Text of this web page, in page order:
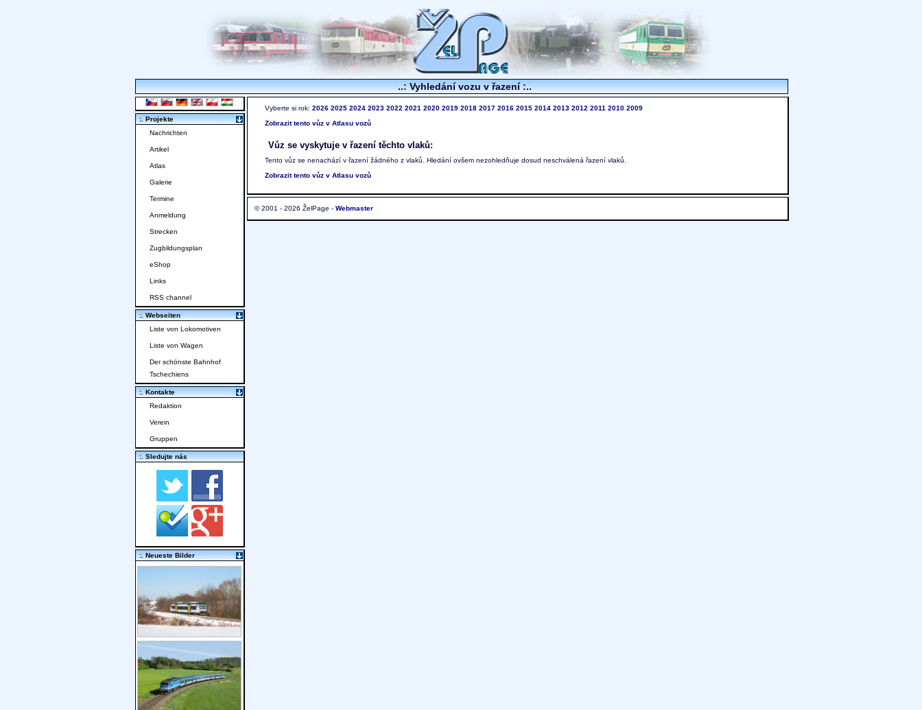
..: Vyhledání vozu v řazení :..
Vyberte si rok: 2026 2025 2024 2023 2022 2021 2020 2019 2018 2017 2016 2015 2014 2013 2012 2011 2010 2009
Zobrazit tento vůz v Atlasu vozů
Vůz se vyskytuje v řazení těchto vlaků:
Tento vůz se nenachází v řazení žádného z vlaků. Hledání ovšem nezohledňuje dosud neschválená řazení vlaků.
Zobrazit tento vůz v Atlasu vozů
© 2001 - 2026 ŽelPage - Webmaster
:. Projekte
Nachrichten
Artikel
Atlas
Galerie
Termine
Anmeldung
Strecken
Zugbildungsplan
eShop
Links
RSS channel
:. Webseiten
Liste von Lokomotiven
Liste von Wagen
Der schönste Bahnhof
Tschechiens
:. Kontakte
Redaktion
Verein
Gruppen
:. Sledujte nás
:. Neueste Bilder